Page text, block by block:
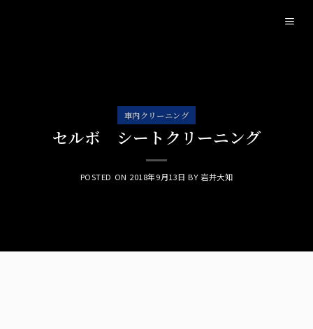
車内クリーニング
セルボ シートクリーニング
POSTED ON 2018年9月13日 BY 岩井大知